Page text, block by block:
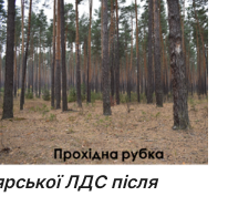
ЛДС після